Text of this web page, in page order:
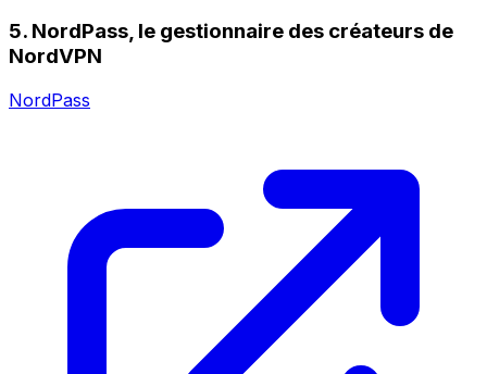
5. NordPass, le gestionnaire des créateurs de
NordVPN
NordPass